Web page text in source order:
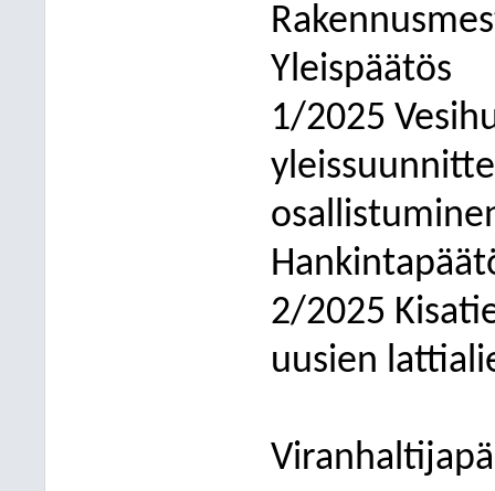
Yleispäätös
1/2025
2/2025
uusien